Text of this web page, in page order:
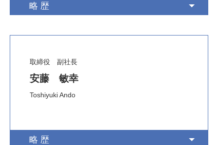
略歴
取締役 副社長
安藤 敏幸
Toshiyuki Ando
略歴